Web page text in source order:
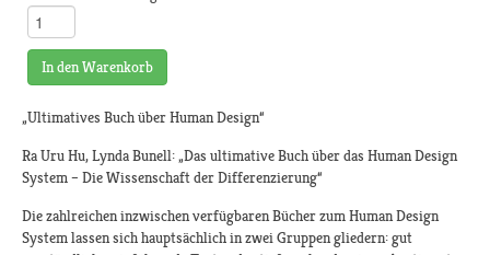
In den Warenkorb
„Ultimatives Buch über Human Design“
Ra Uru Hu, Lynda Bunell: „Das ultimative Buch über das Human Design
System – Die Wissenschaft der Differenzierung“
Die zahlreichen inzwischen verfügbaren Bücher zum Human Design
System lassen sich hauptsächlich in zwei Gruppen gliedern: gut